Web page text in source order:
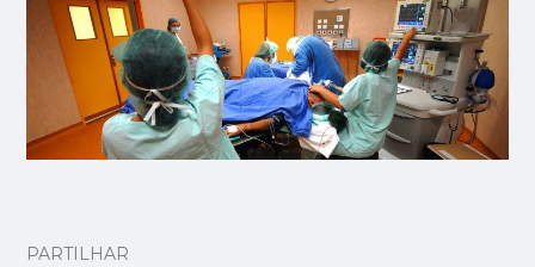
PARTILHAR